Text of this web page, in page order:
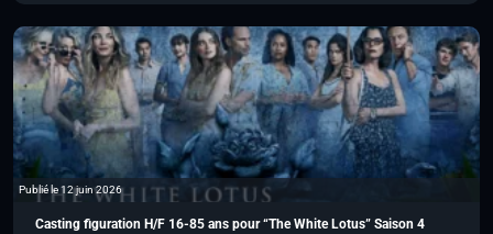
Publié le 12 juin 2026
Casting figuration H/F 16-85 ans pour “The White Lotus” Saison 4